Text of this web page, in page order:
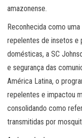
amazonense.
Reconhecida como
repelentes de insetos e
domésticas, a SC
e segurança das
América Latina, o
repelentes e impactou
consolidando como
transmitidas por